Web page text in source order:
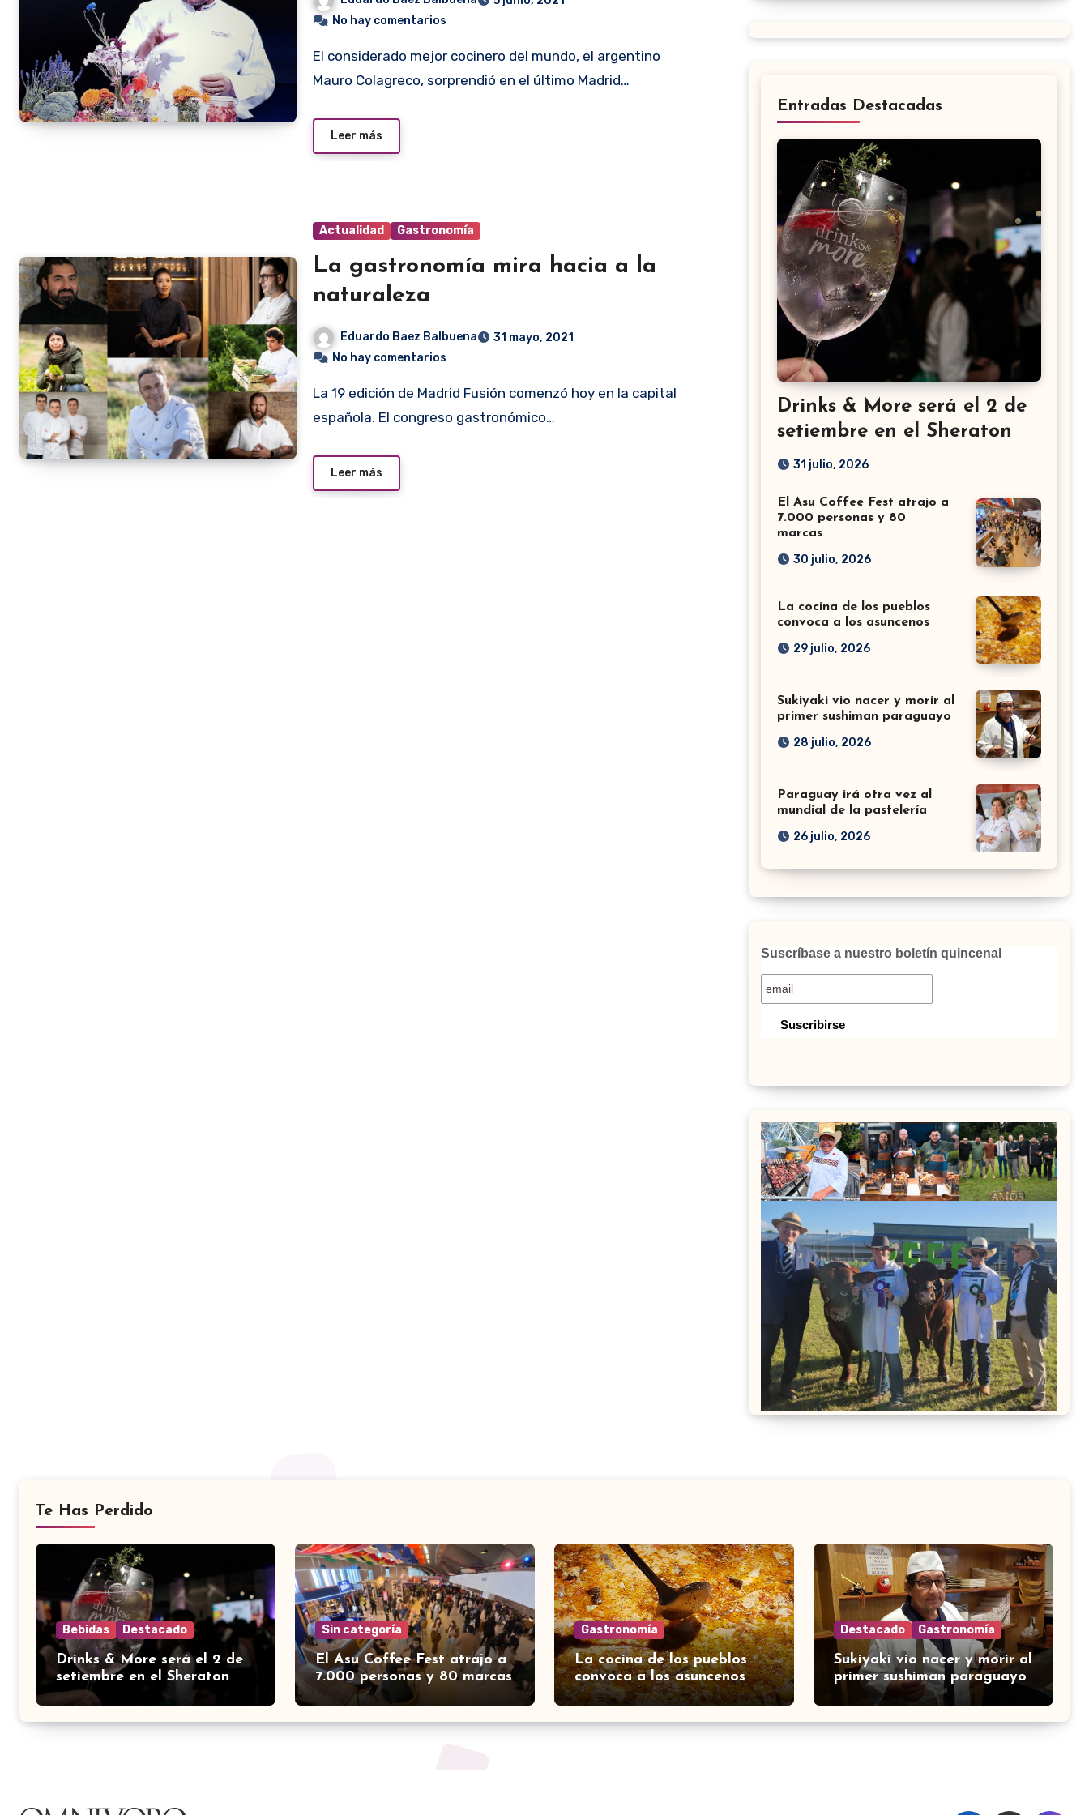
No hay comentarios
El considerado mejor cocinero del mundo, el argentino
Mauro Colagreco, sorprendió en el último Madrid…
Leer más
Actualidad Gastronomía
La gastronomía mira hacia a la
naturaleza
Eduardo Baez Balbuena
31 mayo, 2021
No hay comentarios
La 19 edición de Madrid Fusión comenzó hoy en la capital
española. El congreso gastronómico…
Leer más
Entradas Destacadas
Drinks & More será el 2 de
setiembre en el Sheraton
31 julio, 2026
El Asu Coffee Fest atrajo a
7.000 personas y 80
marcas
30 julio, 2026
La cocina de los pueblos
convoca a los asuncenos
29 julio, 2026
Sukiyaki vio nacer y morir al
primer sushiman paraguayo
28 julio, 2026
Paraguay irá otra vez al
mundial de la pastelería
26 julio, 2026
Suscríbase a nuestro boletín quincenal
Te Has Perdido
Bebidas Destacado
Drinks & More será el 2 de
setiembre en el Sheraton
Sin categoría
El Asu Coffee Fest atrajo a
7.000 personas y 80 marcas
Gastronomía
La cocina de los pueblos
convoca a los asuncenos
Destacado Gastronomía
Sukiyaki vio nacer y morir al
primer sushiman paraguayo